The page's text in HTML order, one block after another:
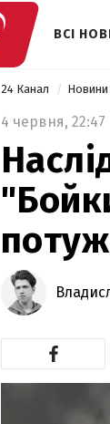
ВСІ
24 Канал Новини
4 червня, 22:47